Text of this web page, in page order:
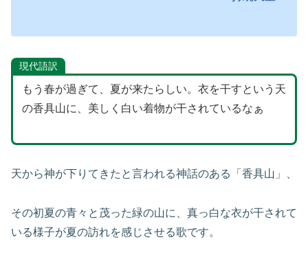
現代語訳
もう春が過ぎて、夏が来たらしい。衣を干すという天
の香具山に、美しく白い着物が干されているなぁ
天から神が下りてきたと言われる神話のある「香具山」、
その初夏の青々と茂った緑の山に、真っ白な衣が干されて
いる様子が夏の訪れを感じさせる歌です。